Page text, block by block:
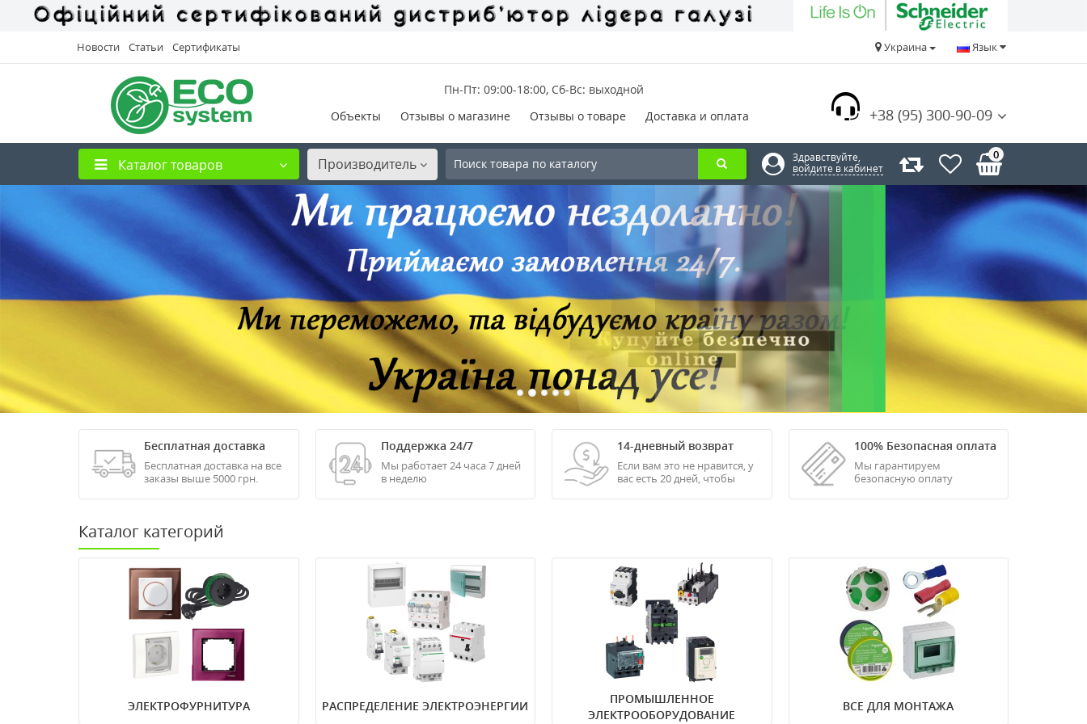
Новости Статьи Сертификаты Язык
Украина
+38 (95) 300-90-09
Пн-Пт: 09:00-18:00, Сб-Вс: выходной
Объекты
Отзывы о магазине Отзывы о товаре Доставка и оплата
Каталог товаров Производитель
Здравствуйте,
войдите в кабинет
0
Бесплатная доставка
Бесплатная доставка на все
заказы выше 5000 грн.
Поддержка 24/7
Мы работает 24 часа 7 дней
в неделю
14-дневный возврат
Если вам это не нравится, у
вас есть 20 дней, чтобы
100% Безопасная оплата
Мы гарантируем
безопасную оплату
Каталог категорий
ЭЛЕКТРОФУРНИТУРА
Розетки
Выключатели
Переключатели
Диммеры
Удлинители
Schneider Electric
Mono Electric
Aling Conel
РАСПРЕДЕЛЕНИЕ ЭЛЕКТРОЭНЕРГИИ
Автоматические выключатели
Дифференциальные автоматы
Устройства защитного отключения
Модульные контакторы
Индикаторы напряжения
Выключатели и переключатели
Распределительные шкафы и
щитки
Предохранители и разъединители
ПРОМЫШЛЕННОЕ
ЭЛЕКТРООБОРУДОВАНИЕ
Частотные преобразователи
Устройства плавного пуска
Управление и защита двигателя
Светосигнальная арматура
Блоки питания
ВСЕ ДЛЯ МОНТАЖА
Электромонтаж
Ручной инструмент